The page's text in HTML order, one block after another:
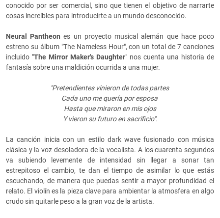
conocido por ser comercial, sino que tienen el objetivo de narrarte
cosas increíbles para introducirte a un mundo desconocido.
Neural Pantheon es un proyecto musical alemán que hace poco
estreno su álbum "The Nameless Hour", con un total de 7 canciones
incluido "The Mirror Maker's Daughter" nos cuenta una historia de
fantasía sobre una maldición ocurrida a una mujer.
"Pretendientes vinieron de todas partes
Cada uno me quería por esposa
Hasta que miraron en mis ojos
Y vieron su futuro en sacrificio".
La canción inicia con un estilo dark wave fusionado con música
clásica y la voz desoladora de la vocalista. A los cuarenta segundos
va subiendo levemente de intensidad sin llegar a sonar tan
estrepitoso el cambio, te dan el tiempo de asimilar lo que estás
escuchando, de manera que puedas sentir a mayor profundidad el
relato. El violín es la pieza clave para ambientar la atmosfera en algo
crudo sin quitarle peso a la gran voz de la artista.